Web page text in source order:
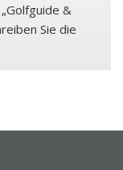
&
Sie die